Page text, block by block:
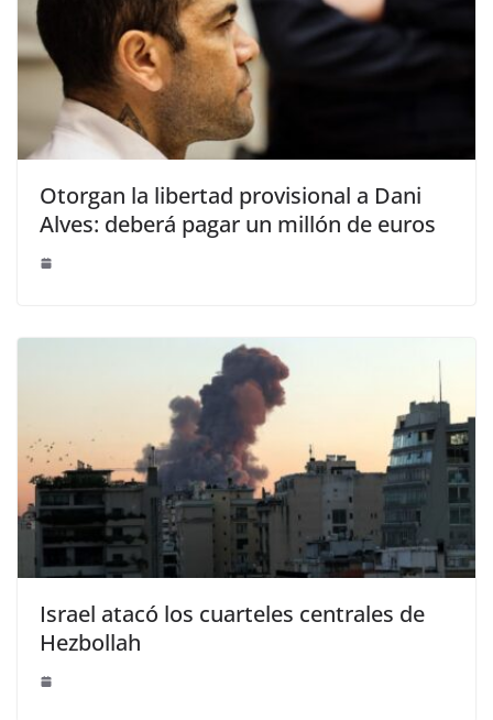
Otorgan la libertad provisional a Dani
Alves: deberá pagar un millón de euros
Israel atacó los cuarteles centrales de
Hezbollah